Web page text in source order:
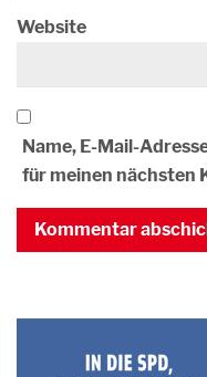
Website
Name, E-Mail-
für meinen nächsten